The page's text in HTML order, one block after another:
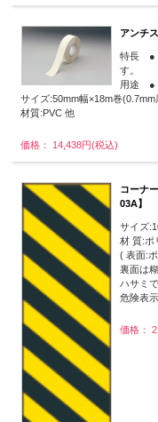
アンチ
特長 ●
す。
用途 ●
サイズ:50mm幅×18m巻(0.7mm
材質:PVC 他
価格： 14,438円(税込)
コーナ
03A】
サイズ
材 質:ポ
( 表面:
裏面は
ハサミ
危険表
価格：